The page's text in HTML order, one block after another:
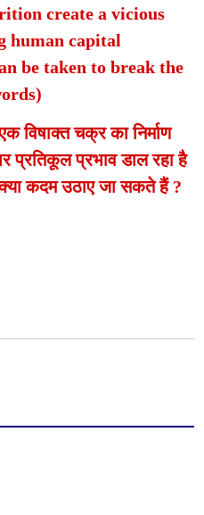
create a vicious
human capital
be taken to break the
विषाक्त चक्र का निर्माण
प्रतिकूल प्रभाव डाल रहा है
कदम उठाए जा सकते हैं ?